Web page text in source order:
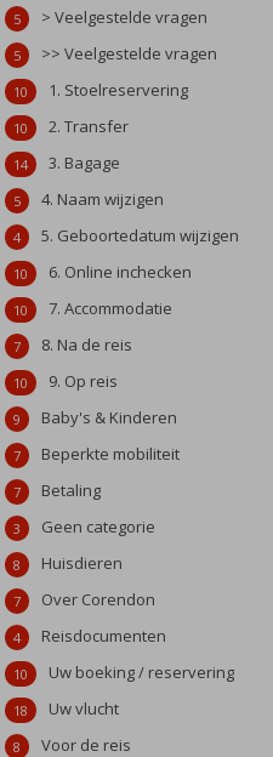
> Veelgestelde vragen
5
>> Veelgestelde vragen
5
1. Stoelreservering
10
2. Transfer
10
3. Bagage
14
4. Naam wijzigen
5
5. Geboortedatum wijzigen
4
6. Online inchecken
10
7. Accommodatie
10
8. Na de reis
7
9. Op reis
10
Baby's & Kinderen
9
Beperkte mobiliteit
7
Betaling
7
Geen categorie
3
Huisdieren
8
Over Corendon
7
Reisdocumenten
4
Uw boeking / reservering
10
Uw vlucht
18
Voor de reis
8